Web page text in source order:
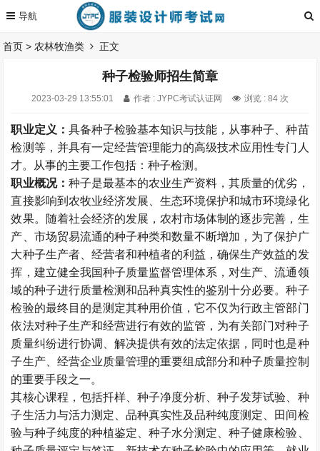
首页 > 农林牧渔类 正文
种子检验师招生简章
2023-03-29 13:55:01 作者 : JYPC考试认证网 浏览 : 84 次
职业定义： 具备种子检验基本知识与技能，从事种子、种苗
检测等，并具有一定经营管理能力的高级技术应用性专门人
才。从事的主要工作包括：种子检测。
职业概况： 种子是最基本的农业生产资料，其质量的优劣，
直接影响到农牧业经济发展、生态环境保护和城市环境绿化
效果。随着社会经济的发展，农村市场体制的逐步完善，生
产、市场贸易流通的种子种类和数量不断增加，为了保护广
大种子生产者、经营者和种植者的利益，确保生产效益的发
挥，建立健全我国种子质量监督管理体系，对生产、流通领
域的种子进行质量检测和品种真实性的鉴别十分必要。种子
检验的最终目的是测定其种用价值，它不仅为行政主管部门
依法对种子生产和经营进行有效的监管，为有关部门对种子
质量纠纷进行协调、解决提供有效的法定依据，同时也是种
子生产、经营企业质量管理的重要组成部分和种子质量控制
的重要手段之一。
其核心课程，包括扦样、种子净度分析、种子发芽试验、种
子生活力与活力测定、品种真实性及品种纯度测定、田间检
验与种子纯度的种植鉴定、种子水分测定、种子健康检验、